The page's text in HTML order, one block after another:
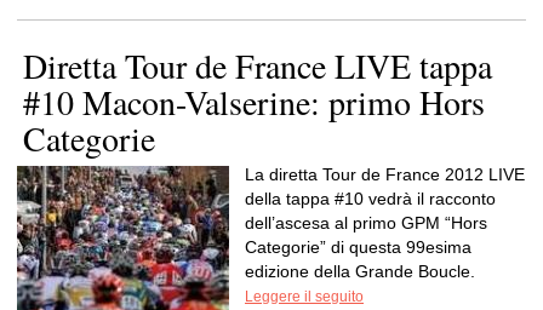
Diretta Tour de France LIVE tappa
#10 Macon-Valserine: primo Hors
Categorie
La diretta Tour de France 2012 LIVE
della tappa #10 vedrà il racconto
dell’ascesa al primo GPM “Hors
Categorie” di questa 99esima
edizione della Grande Boucle.
Leggere il seguito